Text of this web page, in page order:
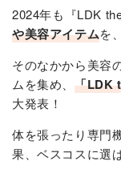
2024年も『LDK
や美容アイテムを
そのなかから美容
ムを集め、 「LDK
大発表！
体を張ったり専門
果、ベスコスに選